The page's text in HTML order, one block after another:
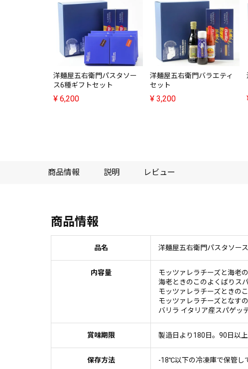
洋麺屋五右衛門パスタソー
ス6種ギフトセット
¥ 6,200
洋麺屋五右衛門バラエティ
セット
¥ 3,200
商品情報 説明 レビュー
商品情報
品名 洋麺屋五右衛門パスタソー
内容量
モッツァレラチーズと海老
海老ときのこのよくばりス
モッツァレラチーズときの
モッツァレラチーズとなす
バリラ イタリア産スパゲッ
賞味期限 製造日より180日。90日以
保存方法 -18℃以下の冷凍庫で保管し